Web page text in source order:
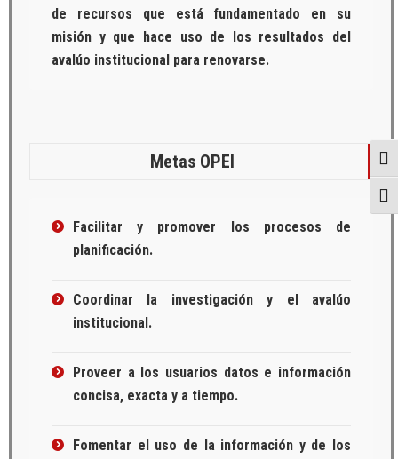
de recursos que está fundamentado en su
misión y que hace uso de los resultados del
avalúo institucional para renovarse.
Metas OPEI
Facilitar y promover los procesos de
planificación.
Coordinar la investigación y el avalúo
institucional.
Proveer a los usuarios datos e información
concisa, exacta y a tiempo.
Fomentar el uso de la información y de los